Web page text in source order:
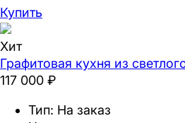
Купить
Хит
Графитовая кухня из
117 000 ₽
Тип: На заказ